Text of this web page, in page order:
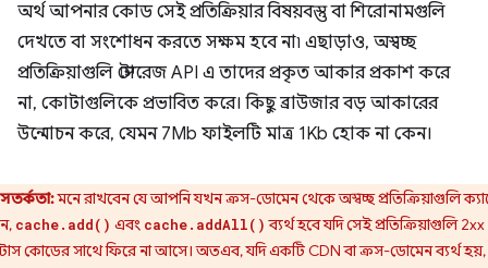
অর্থ আপনার কোড সেই প্রতিক্রিয়ার বিষয়বস্তু বা শিরোনামগুলি
দেখতে বা সংশোধন করতে সক্ষম হবে না৷ এছাড়াও, অস্বচ্ছ
প্রতিক্রিয়াগুলি স্টোরেজ API এ তাদের প্রকৃত আকার প্রকাশ করে
না, কোটাগুলিকে প্রভাবিত করে। কিছু ব্রাউজার বড় আকারের
উন্মোচন করে, যেমন 7Mb ফাইলটি মাত্র 1Kb হোক না কেন।
সতর্কতা:মনে রাখবেন যে আপনি যখন ক্রস-ডোমেন থেকে অস্বচ্ছ প্রতিক্রিয়াগুলি
cache.add() এবং cache.addAll() ব্যর্থ হবে যদি সেই প্রতিক্রিয়াগুলি 2xx
কোডের সাথে ফিরে না আসে। অতএব, যদি একটি CDN বা ক্রস-ডোমেন ব্যর্থ হয়,